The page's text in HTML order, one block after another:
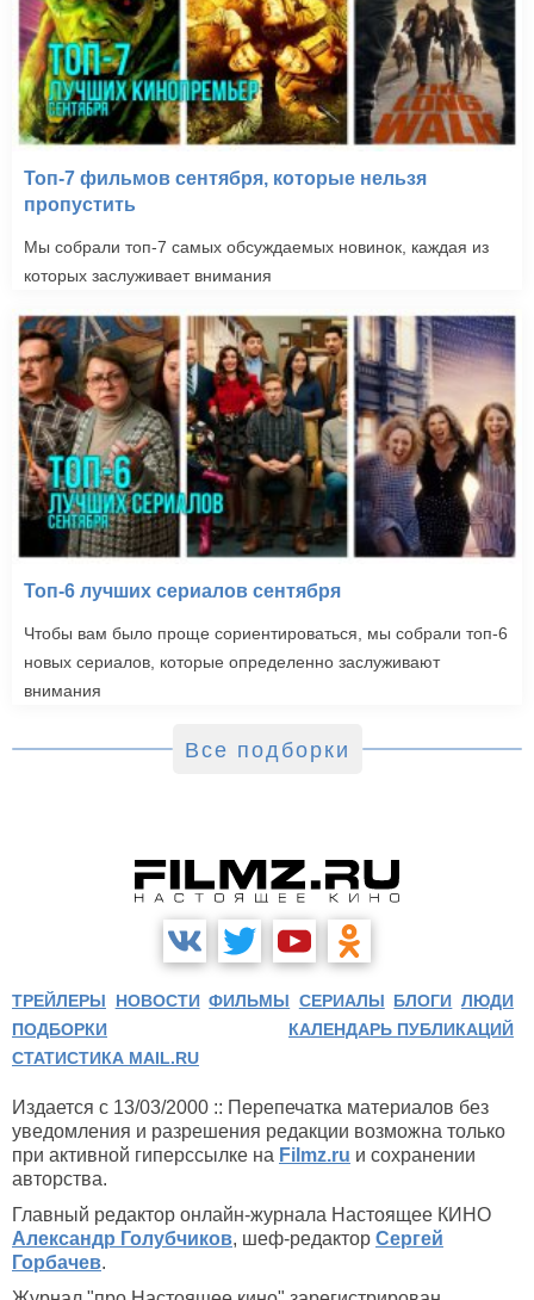
Топ-7 фильмов сентября, которые нельзя
пропустить
Мы собрали топ-7 самых обсуждаемых новинок, каждая из
которых заслуживает внимания
Топ-6 лучших сериалов сентября
Чтобы вам было проще сориентироваться, мы собрали топ-6
новых сериалов, которые определенно заслуживают
внимания
Все подборки
ТРЕЙЛЕРЫ НОВОСТИ ФИЛЬМЫ СЕРИАЛЫ БЛОГИ ЛЮДИ
ПОДБОРКИ
КАЛЕНДАРЬ ПУБЛИКАЦИЙ
СТАТИСТИКА MAIL.RU
Издается с 13/03/2000 :: Перепечатка материалов без
уведомления и разрешения редакции возможна только
при активной гиперссылке на Filmz.ru и сохранении
авторства.
Главный редактор онлайн-журнала Настоящее КИНО
Александр Голубчиков, шеф-редактор Сергей
Горбачев.